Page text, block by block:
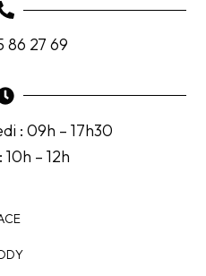
86 27 69
: 09h – 17h30
– 12h